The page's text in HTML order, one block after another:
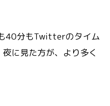
40分もTwitterのタイム
に見た方が、より多く